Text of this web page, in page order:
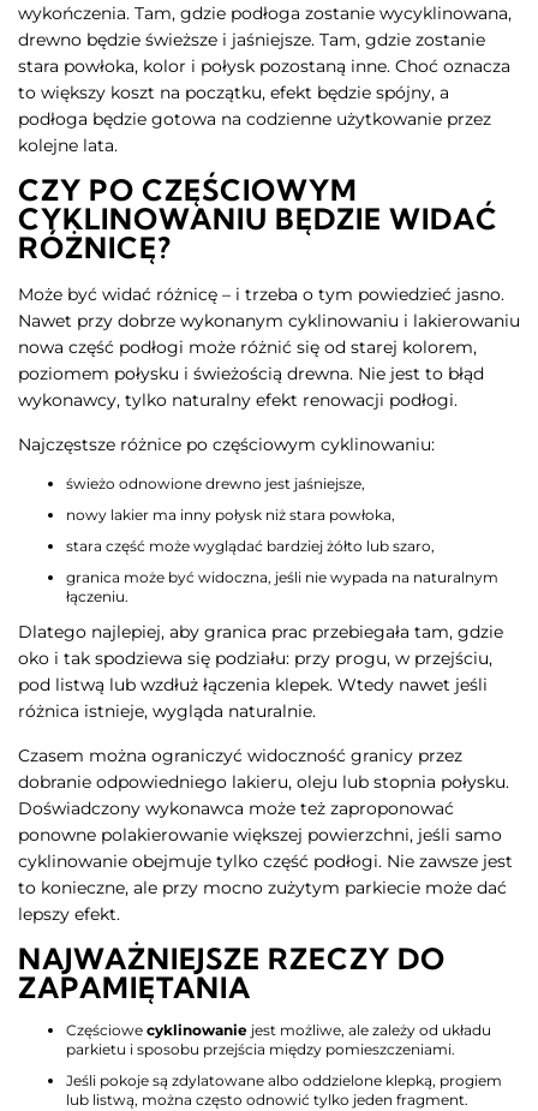
wykończenia. Tam, gdzie podłoga zostanie wycyklinowana,
drewno będzie świeższe i jaśniejsze. Tam, gdzie zostanie
stara powłoka, kolor i połysk pozostaną inne. Choć oznacza
to większy koszt na początku, efekt będzie spójny, a
podłoga będzie gotowa na codzienne użytkowanie przez
kolejne lata.
CZY PO CZĘŚCIOWYM
CYKLINOWANIU BĘDZIE WIDAĆ
RÓŻNICĘ?
Może być widać różnicę – i trzeba o tym powiedzieć jasno.
Nawet przy dobrze wykonanym cyklinowaniu i lakierowaniu
nowa część podłogi może różnić się od starej kolorem,
poziomem połysku i świeżością drewna. Nie jest to błąd
wykonawcy, tylko naturalny efekt renowacji podłogi.
Najczęstsze różnice po częściowym cyklinowaniu:
świeżo odnowione drewno jest jaśniejsze,
nowy lakier ma inny połysk niż stara powłoka,
stara część może wyglądać bardziej żółto lub szaro,
granica może być widoczna, jeśli nie wypada na naturalnym
łączeniu.
Dlatego najlepiej, aby granica prac przebiegała tam, gdzie
oko i tak spodziewa się podziału: przy progu, w przejściu,
pod listwą lub wzdłuż łączenia klepek. Wtedy nawet jeśli
różnica istnieje, wygląda naturalnie.
Czasem można ograniczyć widoczność granicy przez
dobranie odpowiedniego lakieru, oleju lub stopnia połysku.
Doświadczony wykonawca może też zaproponować
ponowne polakierowanie większej powierzchni, jeśli samo
cyklinowanie obejmuje tylko część podłogi. Nie zawsze jest
to konieczne, ale przy mocno zużytym parkiecie może dać
lepszy efekt.
NAJWAŻNIEJSZE RZECZY DO
ZAPAMIĘTANIA
Częściowe cyklinowanie jest możliwe, ale zależy od układu
parkietu i sposobu przejścia między pomieszczeniami.
Jeśli pokoje są zdylatowane albo oddzielone klepką, progiem
lub listwą, można często odnowić tylko jeden fragment.